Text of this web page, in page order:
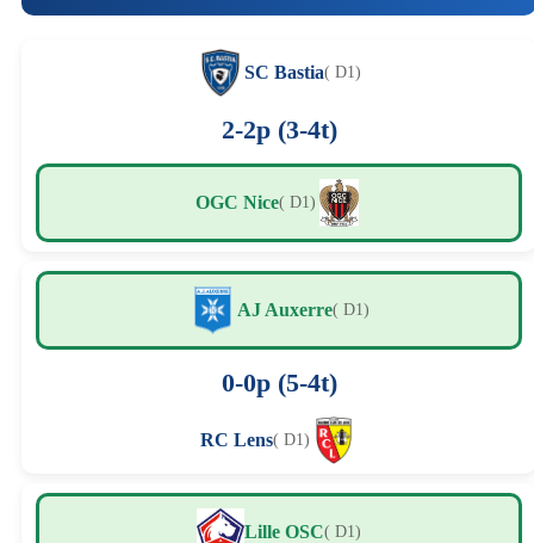
SC Bastia( D1)
2-2p (3-4t)
OGC Nice( D1)
AJ Auxerre( D1)
0-0p (5-4t)
RC Lens( D1)
Lille OSC( D1)